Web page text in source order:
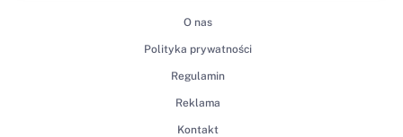
O nas
Polityka prywatności
Regulamin
Reklama
Kontakt